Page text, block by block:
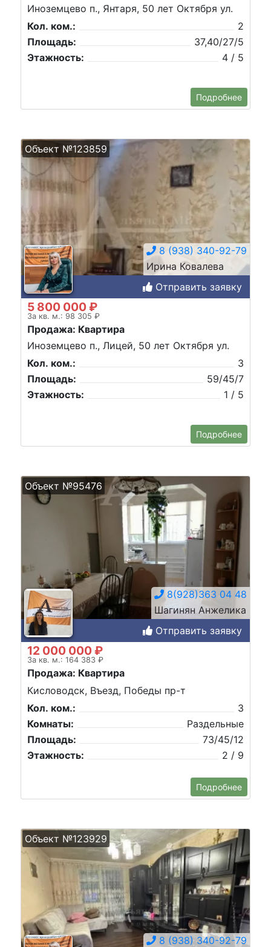
Иноземцево п., Янтаря, 50 лет Октября ул.
Кол. ком.:
2
Площадь:
37,40/27/5
Этажность:
4 / 5
Подробнее
Объект №123859
8 (938) 340-92-79
Ирина Ковалева
Отправить заявку
5 800 000 ₽
За кв. м.: 98 305 ₽
Продажа: Квартира
Иноземцево п., Лицей, 50 лет Октября ул.
Кол. ком.:
3
Площадь:
59/45/7
Этажность:
1 / 5
Подробнее
Объект №95476
8(928)363 04 48
Шагинян Анжелика
Отправить заявку
12 000 000 ₽
За кв. м.: 164 383 ₽
Продажа: Квартира
Кисловодск, Въезд, Победы пр-т
Кол. ком.:
3
Комнаты:
Раздельные
Площадь:
73/45/12
Этажность:
2 / 9
Подробнее
Объект №123929
8 (938) 340-92-79